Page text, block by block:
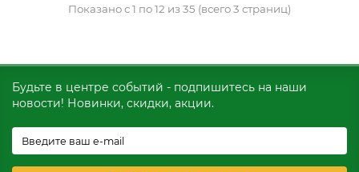
Показано с 1 по 12 из 35 (всего 3 страниц)
Будьте в центре событий - подпишитесь на наши
новости! Новинки, скидки, акции.